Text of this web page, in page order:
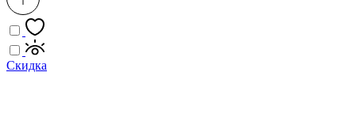
Скидка